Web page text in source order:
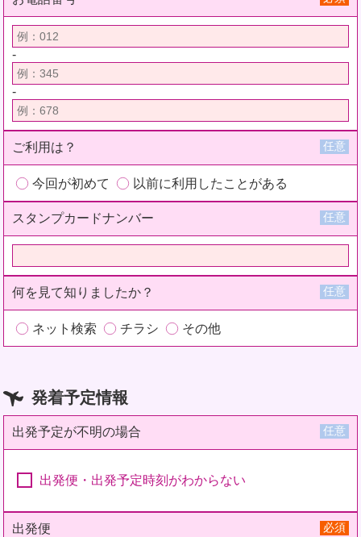
-
-
ご利用は？ 任意
今回が初めて 以前に利用したことがある
スタンプカードナンバー 任意
何を見て知りましたか？ 任意
ネット検索 チラシ その他
発着予定情報
出発予定が不明の場合 任意
出発便・出発予定時刻がわからない
出発便 必須